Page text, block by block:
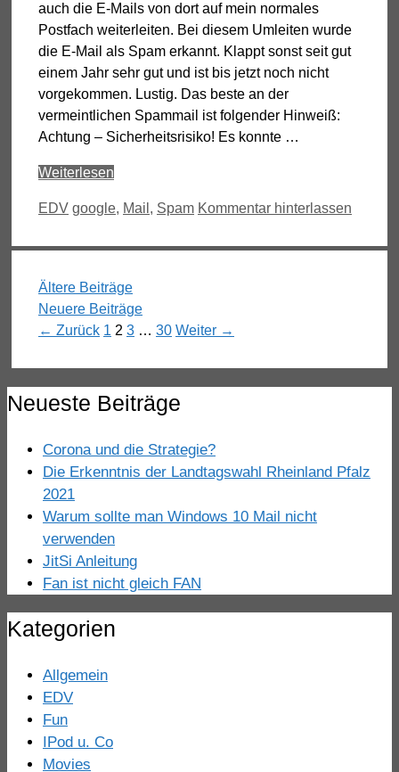
auch die E-Mails von dort auf mein normales
Postfach weiterleiten. Bei diesem Umleiten wurde
die E-Mail als Spam erkannt. Klappt sonst seit gut
einem Jahr sehr gut und ist bis jetzt noch nicht
vorgekommen. Lustig. Das beste an der
vermeintlichen Spammail ist folgender Hinweiß:
Achtung – Sicherheitsrisiko! Es konnte …
Weiterlesen
Kategorien
EDV Schlagwörter
google, Mail , Spam Kommentar hinterlassen
Ältere Beiträge
Neuere Beiträge
← Zurück Seite
1 Seite
2 Seite
3 … Seite
30 Weiter →
Neueste Beiträge
Corona und die Strategie?
Die Erkenntnis der Landtagswahl Rheinland Pfalz
2021
Warum sollte man Windows 10 Mail nicht
verwenden
JitSi Anleitung
Fan ist nicht gleich FAN
Kategorien
Allgemein
EDV
Fun
IPod u. Co
Movies